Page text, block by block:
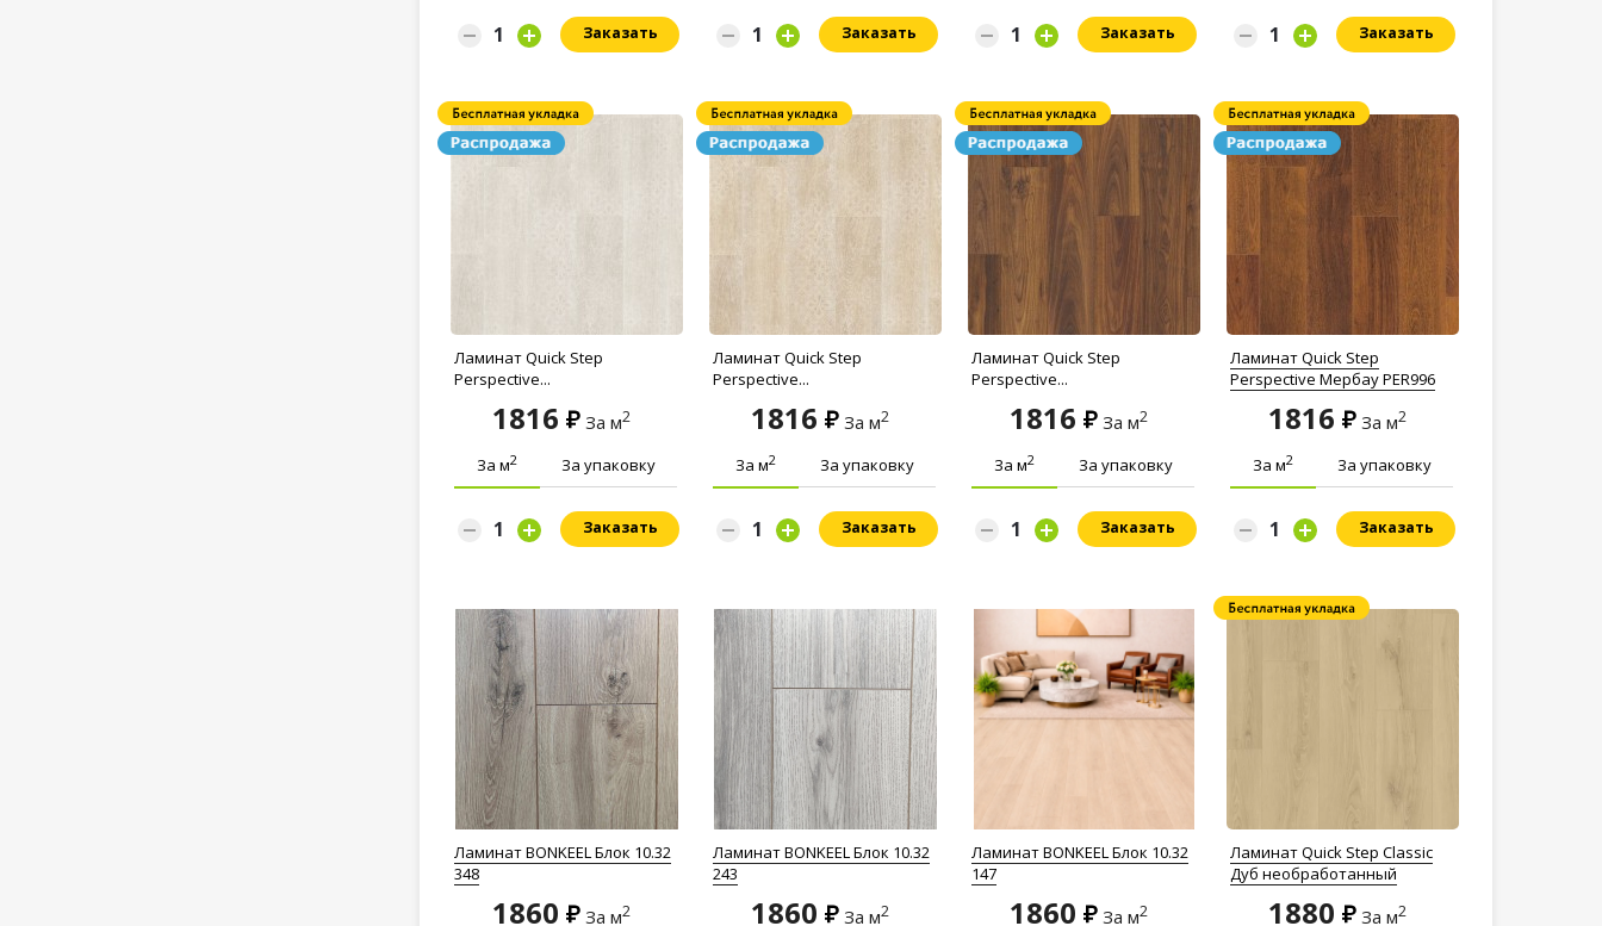
Заказать Заказать Заказать Заказать
Ламинат Quick Step
Perspective...
1816 За м2
За м2 За упаковку
Заказать
Ламинат Quick Step
Perspective...
1816 За м2
За м2 За упаковку
Заказать
Ламинат Quick Step
Perspective...
1816 За м2
За м2 За упаковку
Заказать
Ламинат Quick Step
Perspective Мербау PER996
1816 За м2
За м2 За упаковку
Заказать
Ламинат BONKEEL Блок 10.32
348
1860 За м2
Ламинат BONKEEL Блок 10.32
243
1860 За м2
Ламинат BONKEEL Блок 10.32
147
1860 За м2
Ламинат Quick Step Classic
Дуб необработанный
1880 За м2